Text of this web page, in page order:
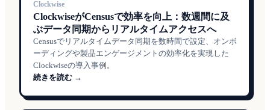
Clockwise
ClockwiseがCensusで効率を向上：数週間に及
ぶデータ同期からリアルタイムアクセスへ
Censusでリアルタイムデータ同期を数時間で設定、オンボ
ーディングや製品エンゲージメントの効率化を実現した
Clockwiseの導入事例。
続きを読む →